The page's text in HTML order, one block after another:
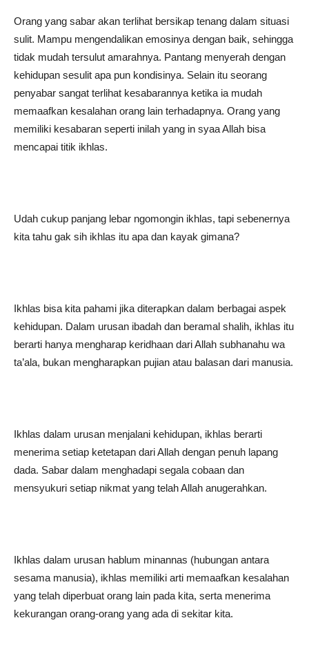
Orang yang sabar akan terlihat bersikap tenang dalam situasi
sulit. Mampu mengendalikan emosinya dengan baik, sehingga
tidak mudah tersulut amarahnya. Pantang menyerah dengan
kehidupan sesulit apa pun kondisinya. Selain itu seorang
penyabar sangat terlihat kesabarannya ketika ia mudah
memaafkan kesalahan orang lain terhadapnya. Orang yang
memiliki kesabaran seperti inilah yang in syaa Allah bisa
mencapai titik ikhlas.
Udah cukup panjang lebar ngomongin ikhlas, tapi sebenernya
kita tahu gak sih ikhlas itu apa dan kayak gimana?
Ikhlas bisa kita pahami jika diterapkan dalam berbagai aspek
kehidupan. Dalam urusan ibadah dan beramal shalih, ikhlas itu
berarti hanya mengharap keridhaan dari Allah subhanahu wa
ta’ala, bukan mengharapkan pujian atau balasan dari manusia.
Ikhlas dalam urusan menjalani kehidupan, ikhlas berarti
menerima setiap ketetapan dari Allah dengan penuh lapang
dada. Sabar dalam menghadapi segala cobaan dan
mensyukuri setiap nikmat yang telah Allah anugerahkan.
Ikhlas dalam urusan hablum minannas (hubungan antara
sesama manusia), ikhlas memiliki arti memaafkan kesalahan
yang telah diperbuat orang lain pada kita, serta menerima
kekurangan orang-orang yang ada di sekitar kita.